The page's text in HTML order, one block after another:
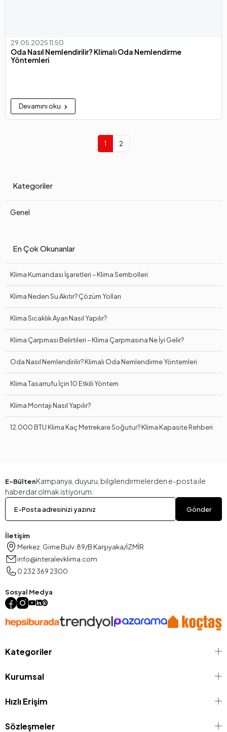
29.05.2025 11:50
Oda Nasıl Nemlendirilir? Klimalı Oda Nemlendirme
Yöntemleri
Devamını oku
1 2
Kategoriler
Genel
En Çok Okunanlar
Klima Kumandası İşaretleri – Klima Sembolleri
Klima Neden Su Akıtır? Çözüm Yolları
Klima Sıcaklık Ayarı Nasıl Yapılır?
Klima Çarpması Belirtileri – Klima Çarpmasına Ne İyi Gelir?
Oda Nasıl Nemlendirilir? Klimalı Oda Nemlendirme Yöntemleri
Klima Tasarrufu İçin 10 Etkili Yöntem
Klima Montajı Nasıl Yapılır?
12.000 BTU Klima Kaç Metrekare Soğutur? Klima Kapasite Rehberi
E-BültenKampanya, duyuru, bilgilendirmelerden e-posta ile
haberdar olmak istiyorum.
Gönder
İletişim
Merkez: Girne Bulv. 89/B Karşıyaka/İZMİR
info@interalevklima.com
0 232 369 2300
Sosyal Medya
Kategoriler
Kurumsal
Hızlı Erişim
Sözleşmeler